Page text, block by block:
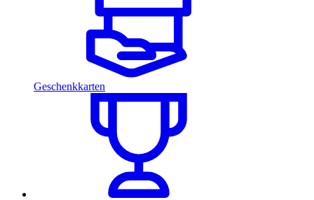
Geschenkkarten